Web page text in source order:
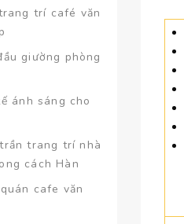
trí café văn
giường phòng
ánh sáng cho
trang trí nhà
cách Hàn
cafe văn